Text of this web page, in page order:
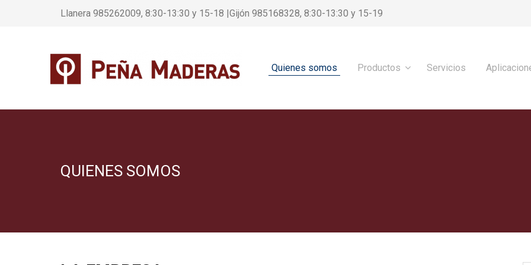
Llanera 985262009, 8:30-13:30 y 15-18 |Gijón 985168328, 8:30-13:30 y 15-19
Quienes somos Productos Servicios
QUIENES SOMOS